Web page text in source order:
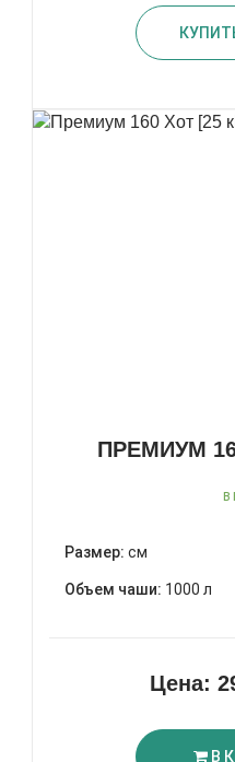
ПРЕМИУМ
В
Размер: см
Объем чаши: 1000 л
Цена:
В